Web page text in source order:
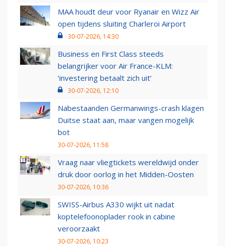
MAA houdt deur voor Ryanair en Wizz Air
open tijdens sluiting Charleroi Airport
30-07-2026, 14:30
Business en First Class steeds
belangrijker voor Air France-KLM:
‘investering betaalt zich uit’
30-07-2026, 12:10
Nabestaanden Germanwings-crash klagen
Duitse staat aan, maar vangen mogelijk
bot
30-07-2026, 11:58
Vraag naar vliegtickets wereldwijd onder
druk door oorlog in het Midden-Oosten
30-07-2026, 10:36
SWISS-Airbus A330 wijkt uit nadat
koptelefoonoplader rook in cabine
veroorzaakt
30-07-2026, 10:23